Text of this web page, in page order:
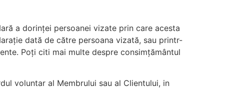
a dorinței persoanei vizate prin care acesta
dată de către persoana vizată, sau printr-
Poți citi mai multe despre consimțământul
voluntar al Membrului sau al Clientului, in